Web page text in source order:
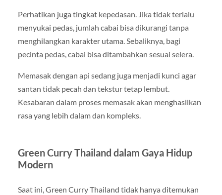
Perhatikan juga tingkat kepedasan. Jika tidak terlalu
menyukai pedas, jumlah cabai bisa dikurangi tanpa
menghilangkan karakter utama. Sebaliknya, bagi
pecinta pedas, cabai bisa ditambahkan sesuai selera.
Memasak dengan api sedang juga menjadi kunci agar
santan tidak pecah dan tekstur tetap lembut.
Kesabaran dalam proses memasak akan menghasilkan
rasa yang lebih dalam dan kompleks.
Green Curry Thailand dalam Gaya Hidup
Modern
Saat ini, Green Curry Thailand tidak hanya ditemukan